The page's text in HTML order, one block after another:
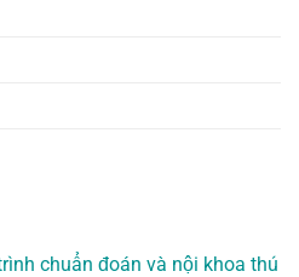
chuẩn đoán và nội khoa thú